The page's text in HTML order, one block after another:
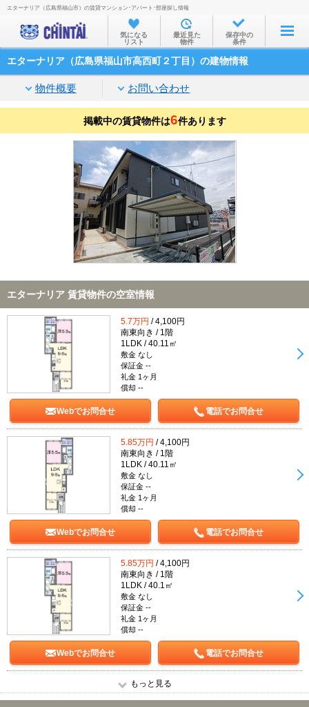
お部屋を探す
沿線・駅から
家賃相場から
通勤通学時間から
物件特集から
不動産会社から
TOP
エターナリア（広島県福山市）の賃貸マンション･アパート･部屋探し情報
気になる
リスト
最近見た
物件
保存中の
条件
エターナリア（広島県福山市高西町２丁目）の建物情報
物件概要 お問い合わせ
掲載中の賃貸物件は6件あります
エターナリア 賃貸物件の空室情報
5.7万円 / 4,100円
南東向き / 1階
1LDK / 40.11㎡
敷金 なし
保証金 --
礼金 1ヶ月
償却 --
Webでお問合せ 電話でお問合せ
5.85万円 / 4,100円
南東向き / 1階
1LDK / 40.11㎡
敷金 なし
保証金 --
礼金 1ヶ月
償却 --
Webでお問合せ 電話でお問合せ
5.85万円 / 4,100円
南東向き / 1階
1LDK / 40.1㎡
敷金 なし
保証金 --
礼金 1ヶ月
償却 --
Webでお問合せ 電話でお問合せ
もっと見る